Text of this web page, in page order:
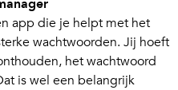
app die je helpt met het
wachtwoorden. Jij hoeft
het wachtwoord
is wel een belangrijk